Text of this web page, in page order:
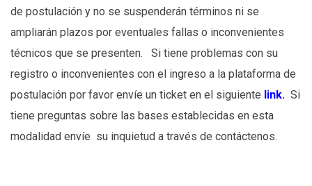
de postulación y no se suspenderán términos ni se
ampliarán plazos por eventuales fallas o inconvenientes
técnicos que se presenten. Si tiene problemas con su
registro o inconvenientes con el ingreso a la plataforma de
postulación por favor envíe un ticket en el siguiente link. Si
tiene preguntas sobre las bases establecidas en esta
modalidad envíe su inquietud a través de contáctenos.